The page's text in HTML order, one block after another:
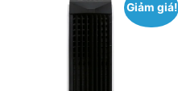
Giảm giá!